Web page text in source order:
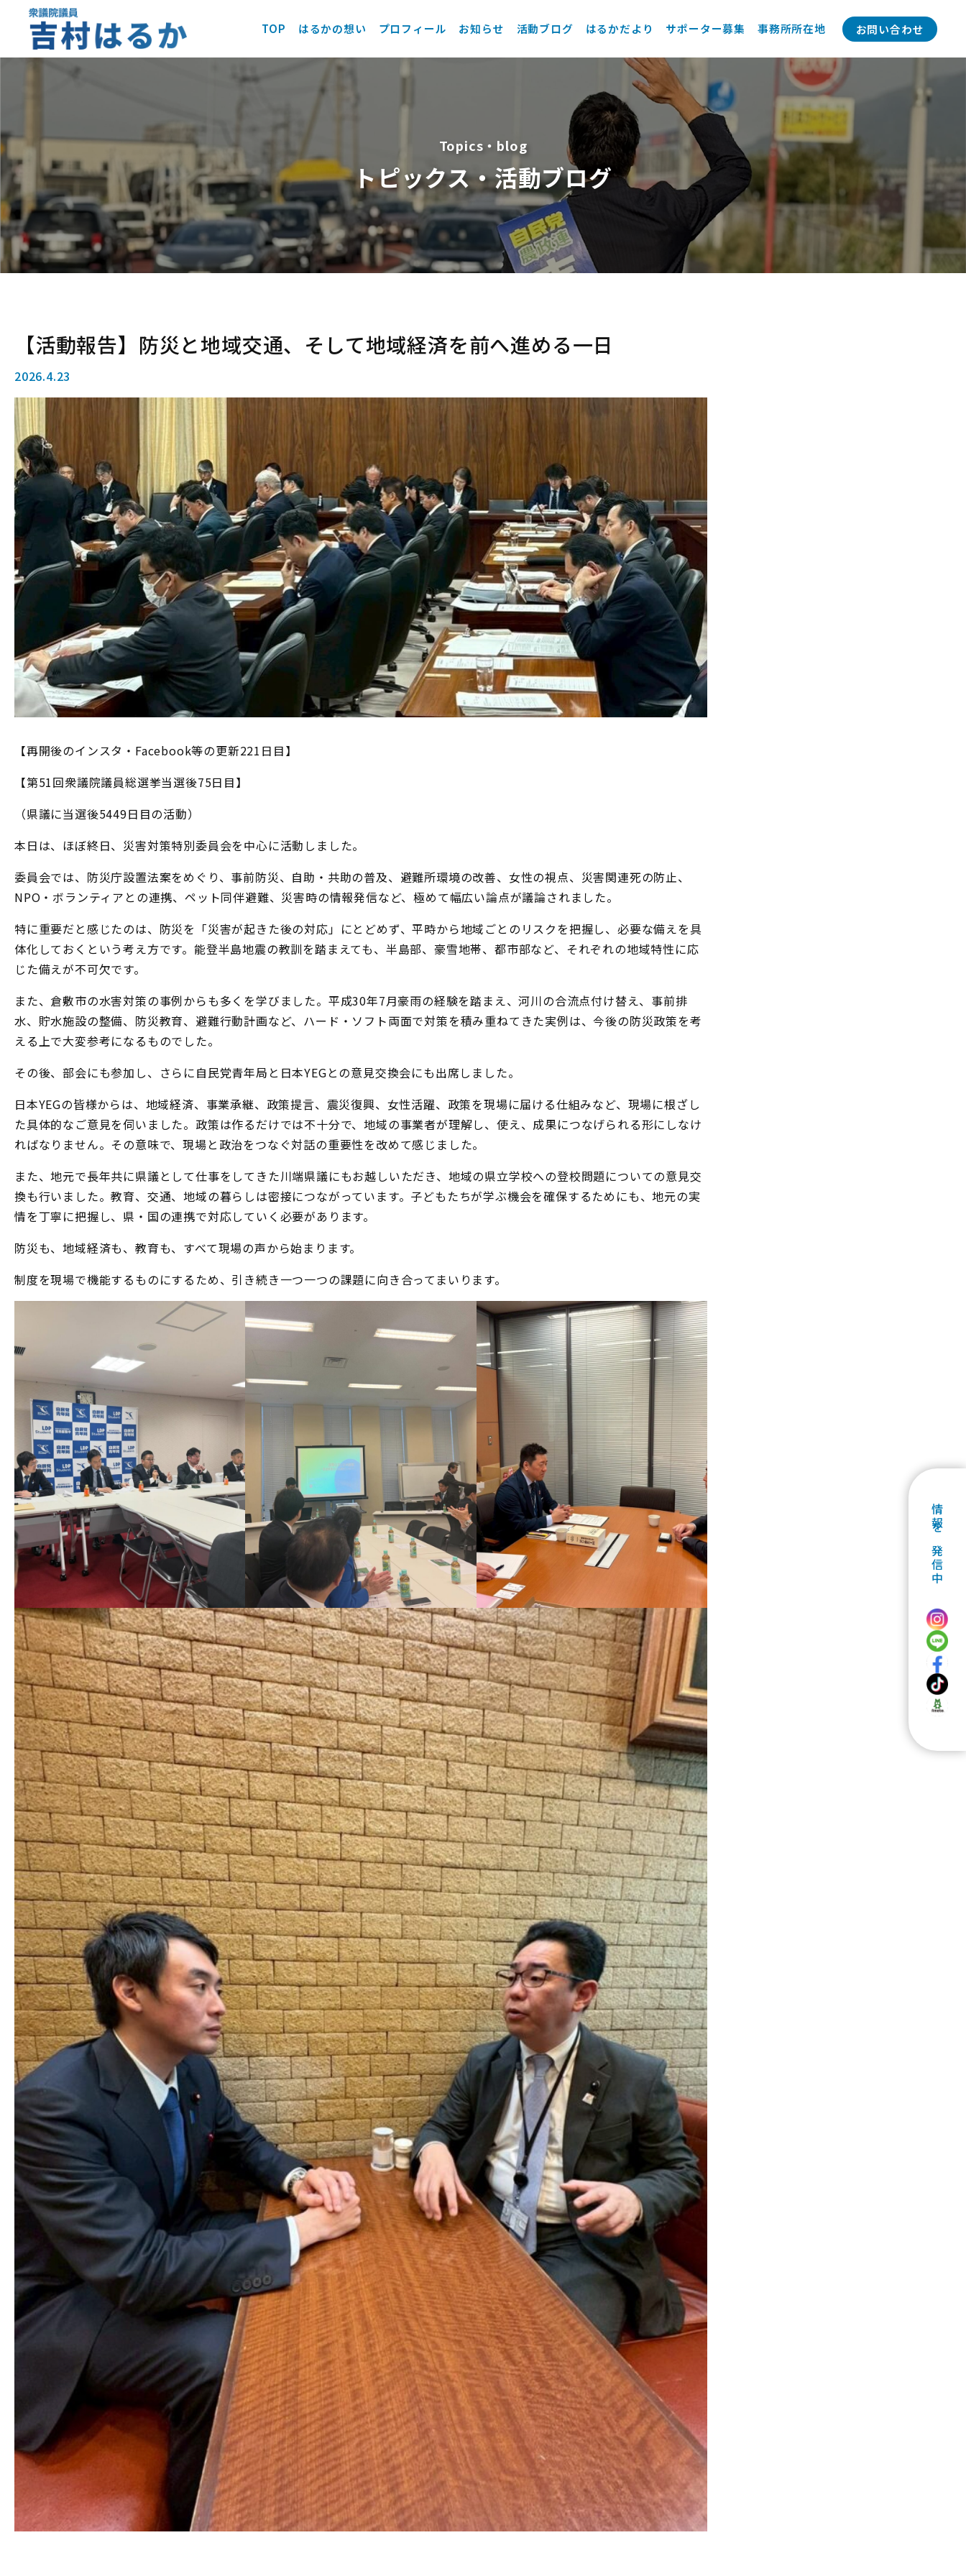
TOP はるかの想い プロフィール お知らせ 活動ブログ はるかだより サポーター募集 事務所所在地 お問い合わせ
Topics・blog
トピックス・活動ブログ
情報を発信中
【活動報告】防災と地域交通、そして地域経済を前へ進める一日
2026.4.23
【再開後のインスタ・Facebook等の更新221日目】
【第51回衆議院議員総選挙当選後75日目】
（県議に当選後5449日目の活動）
本日は、ほぼ終日、災害対策特別委員会を中心に活動しました。
委員会では、防災庁設置法案をめぐり、事前防災、自助・共助の普及、避難所環境の改善、女性の視点、災害関連死の防止、
NPO・ボランティアとの連携、ペット同伴避難、災害時の情報発信など、極めて幅広い論点が議論されました。
特に重要だと感じたのは、防災を「災害が起きた後の対応」にとどめず、平時から地域ごとのリスクを把握し、必要な備えを具
体化しておくという考え方です。能登半島地震の教訓を踏まえても、半島部、豪雪地帯、都市部など、それぞれの地域特性に応
じた備えが不可欠です。
また、倉敷市の水害対策の事例からも多くを学びました。平成30年7月豪雨の経験を踏まえ、河川の合流点付け替え、事前排
水、貯水施設の整備、防災教育、避難行動計画など、ハード・ソフト両面で対策を積み重ねてきた実例は、今後の防災政策を考
える上で大変参考になるものでした。
その後、部会にも参加し、さらに自民党青年局と日本YEGとの意見交換会にも出席しました。
日本YEGの皆様からは、地域経済、事業承継、政策提言、震災復興、女性活躍、政策を現場に届ける仕組みなど、現場に根ざし
た具体的なご意見を伺いました。政策は作るだけでは不十分で、地域の事業者が理解し、使え、成果につなげられる形にしなけ
ればなりません。その意味で、現場と政治をつなぐ対話の重要性を改めて感じました。
また、地元で長年共に県議として仕事をしてきた川端県議にもお越しいただき、地域の県立学校への登校問題についての意見交
換も行いました。教育、交通、地域の暮らしは密接につながっています。子どもたちが学ぶ機会を確保するためにも、地元の実
情を丁寧に把握し、県・国の連携で対応していく必要があります。
防災も、地域経済も、教育も、すべて現場の声から始まります。
制度を現場で機能するものにするため、引き続き一つ一つの課題に向き合ってまいります。